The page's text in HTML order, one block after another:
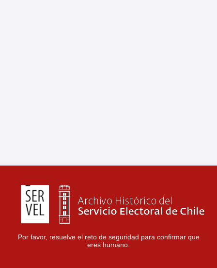
Por favor, resuelve el reto de seguridad para confirmar que
eres humano.